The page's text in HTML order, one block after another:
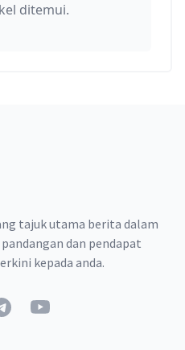
ditemui.
tajuk utama berita dalam
dan pendapat
kepada anda.
YouTube